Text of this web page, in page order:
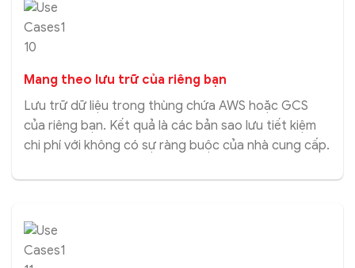
Mang theo lưu trữ của riêng bạn
Lưu trữ dữ liệu trong thùng chứa AWS hoặc GCS
của riêng bạn. Kết quả là các bản sao lưu tiết kiệm
chi phí với không có sự ràng buộc của nhà cung cấp.